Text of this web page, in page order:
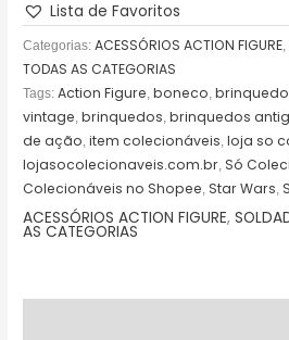
Lista de Favoritos
Categorias: ACESSÓRIOS ACTION FIGURE
TODAS AS CATEGORIAS
Tags: Action Figure ,boneco ,
vintage ,brinquedos ,brinquedos
de ação ,item colecionáveis ,loja so
lojasocolecionaveis.com.br ,Só
Colecionáveis no Shopee ,Star Wars ,
ACESSÓRIOS ACTION FIGURE,
AS CATEGORIAS